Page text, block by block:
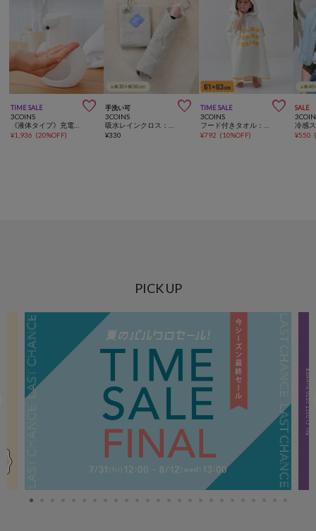
TIME SALE 
3COINS
¥1,936 (20%OFF)
手洗い可 
3COINS
¥330
TIME SALE 
3COINS
¥792 (10%OFF)
SALE
¥550
PICK UP